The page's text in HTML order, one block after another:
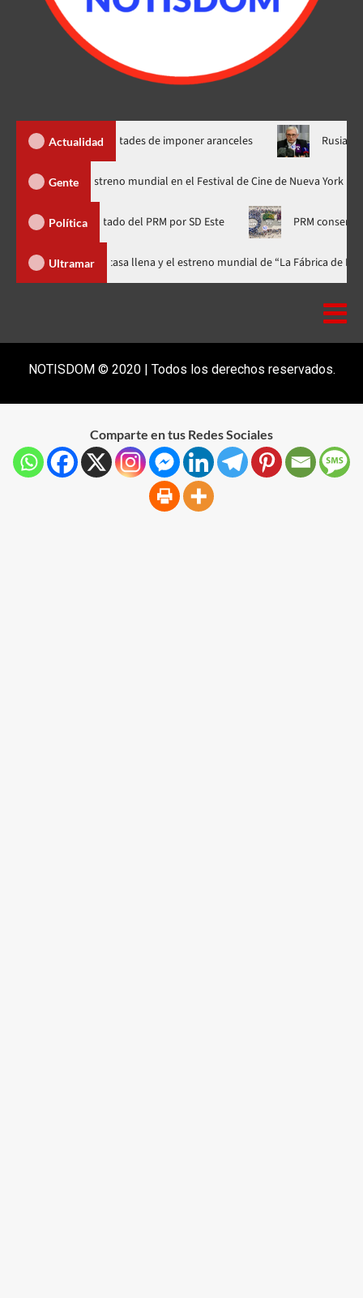
Actualidad
facultades de imponer aranceles Rusia condiciona
Gente
Minus Zero» tendrá su estreno mundial en el Festival de Cine de
Política
diputado del PRM por SD Este PRM conserva el
Ultramar
celebra 15 años con una gala a casa llena y el estreno mundial de “La
NOTISDOM © 2020 | Todos los derechos reservados.
Comparte en tus Redes Sociales